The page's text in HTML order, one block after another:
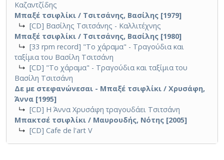
Καζαντζίδης
Μπαξέ τσιφλίκι / Τσιτσάνης, Βασίλης [1979]
↳ [CD] Βασίλης Τσιτσάνης - Καλλιτέχνης
Μπαξέ τσιφλίκι / Τσιτσάνης, Βασίλης [1980]
↳ [33 rpm record] "Το χάραμα" - Τραγούδια και
ταξίμια του Βασίλη Τσιτσάνη
↳ [CD] "Το χάραμα" - Τραγούδια και ταξίμια του
Βασίλη Τσιτσάνη
Δε με στεφανώνεσαι - Μπαξέ τσιφλίκι / Χρυσάφη,
Άννα [1995]
↳ [CD] Η Άννα Χρυσάφη τραγουδάει Τσιτσάνη
Μπακτσέ τσιφλίκι / Μαυρουδής, Νότης [2005]
↳ [CD] Cafe de l'art V